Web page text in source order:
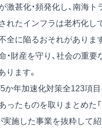
甚化・頻発化し、南海
れたインフラは老朽化し
全に陥るおそれがあります
財産を守り、社会の重要
ります。
か年加速化対策全123項
ったものを取りまとめた
施した事業を抜粋して紹